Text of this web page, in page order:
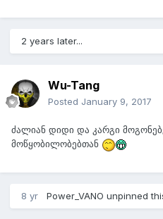
2 years later...
Wu-Tang
Posted January 9, 2017
ძალიან დიდი და კარგი
მოწყობილობებთან
8 yr Power_VANO unpinned